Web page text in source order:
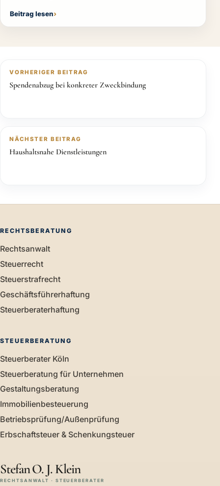
Beitrag lesen
VORHERIGER BEITRAG
Spendenabzug bei konkreter Zweckbindung
NÄCHSTER BEITRAG
Haushaltsnahe Dienstleistungen
RECHTSBERATUNG
Rechtsanwalt
Steuerrecht
Steuerstrafrecht
Geschäftsführerhaftung
Steuerberaterhaftung
STEUERBERATUNG
Steuerberater Köln
Steuerberatung für Unternehmen
Gestaltungsberatung
Immobilienbesteuerung
Betriebsprüfung/Außenprüfung
Erbschaftsteuer & Schenkungsteuer
Stefan O. J. Klein
RECHTSANWALT · STEUERBERATER